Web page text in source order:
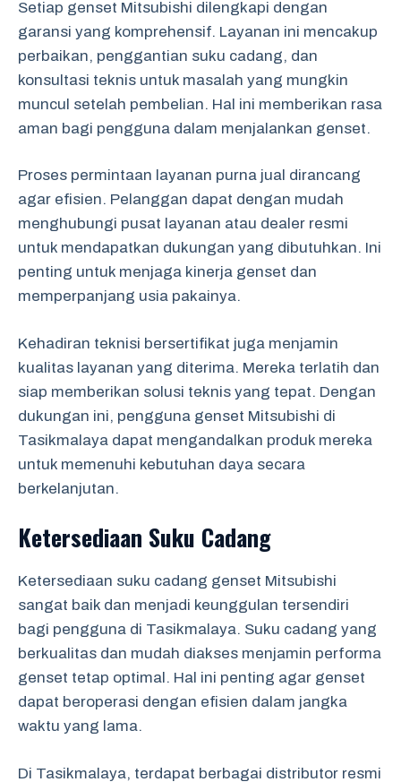
Setiap genset Mitsubishi dilengkapi dengan
garansi yang komprehensif. Layanan ini mencakup
perbaikan, penggantian suku cadang, dan
konsultasi teknis untuk masalah yang mungkin
muncul setelah pembelian. Hal ini memberikan rasa
aman bagi pengguna dalam menjalankan genset.
Proses permintaan layanan purna jual dirancang
agar efisien. Pelanggan dapat dengan mudah
menghubungi pusat layanan atau dealer resmi
untuk mendapatkan dukungan yang dibutuhkan. Ini
penting untuk menjaga kinerja genset dan
memperpanjang usia pakainya.
Kehadiran teknisi bersertifikat juga menjamin
kualitas layanan yang diterima. Mereka terlatih dan
siap memberikan solusi teknis yang tepat. Dengan
dukungan ini, pengguna genset Mitsubishi di
Tasikmalaya dapat mengandalkan produk mereka
untuk memenuhi kebutuhan daya secara
berkelanjutan.
Ketersediaan Suku Cadang
Ketersediaan suku cadang genset Mitsubishi
sangat baik dan menjadi keunggulan tersendiri
bagi pengguna di Tasikmalaya. Suku cadang yang
berkualitas dan mudah diakses menjamin performa
genset tetap optimal. Hal ini penting agar genset
dapat beroperasi dengan efisien dalam jangka
waktu yang lama.
Di Tasikmalaya, terdapat berbagai distributor resmi